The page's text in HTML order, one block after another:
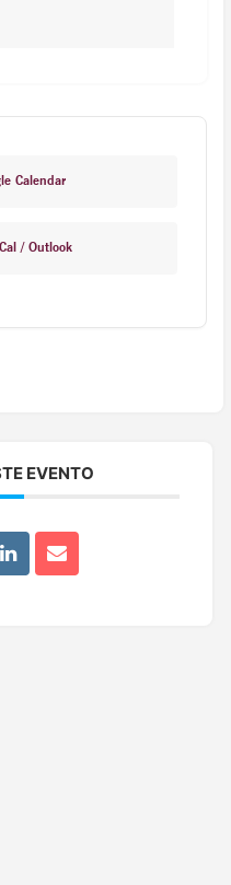
Calendar
/ Outlook
EVENTO